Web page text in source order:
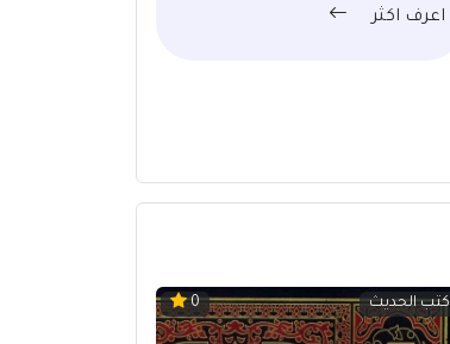
اعرف اكثر
كتب الحديث 0